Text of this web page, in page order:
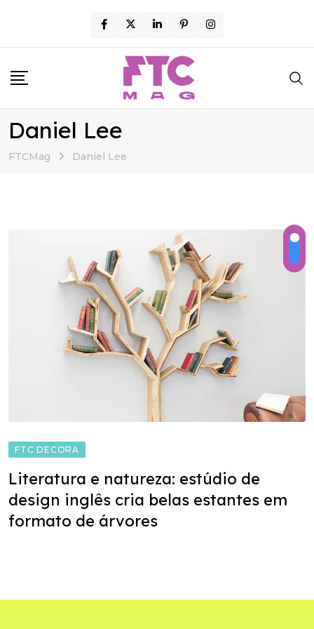
content
Daniel Lee
FTCMag Daniel Lee
FTC DECORA
Literatura e natureza: estúdio de
design inglês cria belas estantes em
formato de árvores